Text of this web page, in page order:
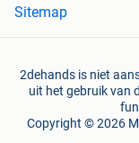
Sitemap
2dehands is niet
uit het gebruik van
Copyright © 2026